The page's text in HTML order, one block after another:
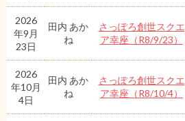
2026
年9月
23日
田内 あか
ね
さっぽろ創世スクエ
ア幸座（R8/9/23）
2026
年10月
4日
田内 あか
ね
さっぽろ創世スクエ
ア幸座（R8/10/4）